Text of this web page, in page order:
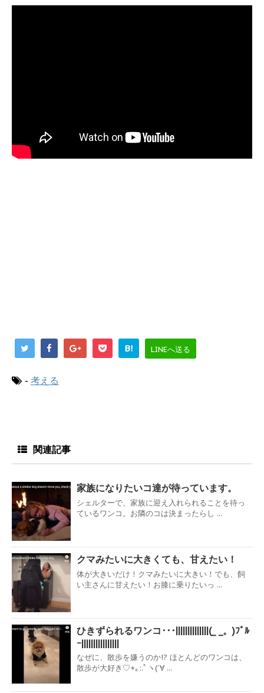
B! LINEへ送る
- 考える
関連記事
家族になりたいコ達が待っています。
シェルターで、家族に迎え入れられることを待っ
ているワンコ。お隣のコは決まったらし ...
クマみたいに大きくても、甘えたい！
体が大きいだけ！クマみたいに大きい！でも、飼
い主さんに甘えたい！お膝に乗りたいっ ...
ひきずられるワンコ･･･||||||||||||||(_ _。)ﾌﾞﾙ
ｰ||||||||||||||||
なぜに、散歩を嫌うのか!? ほとんどのワンコは、
散歩が大好き♡+｡:.ﾟヽ(´∀ ...